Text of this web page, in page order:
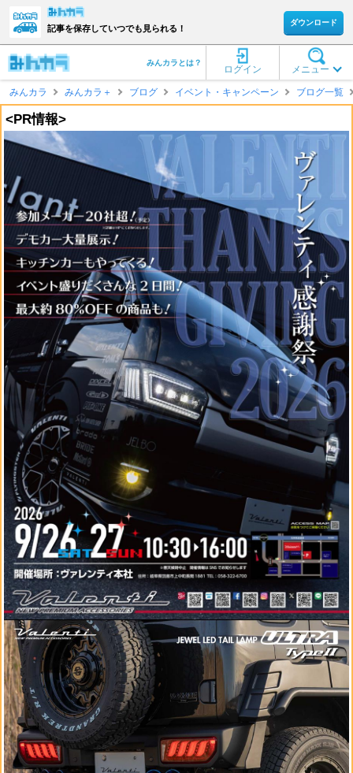
記事を保存していつでも見られる！
ダウンロード
メニュー
ログイン
みんカラとは？
みんカラ みんカラ＋ ブログ イベント・キャンペーン ブログ一覧
<PR情報>